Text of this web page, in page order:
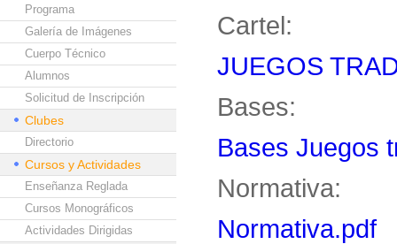
Programa
Galería de Imágenes
Cuerpo Técnico
Alumnos
Solicitud de Inscripción
Clubes
Directorio
Cursos y Actividades
Enseñanza Reglada
Cursos Monográficos
Actividades Dirigidas
Cartel:
JUEGOS
Bases:
Bases Juegos
Normativa:
Normativa.pdf